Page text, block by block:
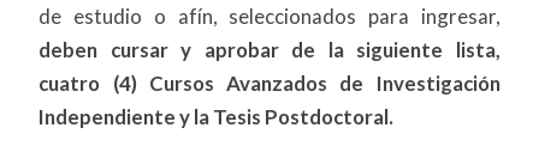
de estudio o afín, seleccionados para ingresar,
deben cursar y aprobar de la siguiente lista,
cuatro (4) Cursos Avanzados de Investigación
Independiente y la Tesis Postdoctoral.